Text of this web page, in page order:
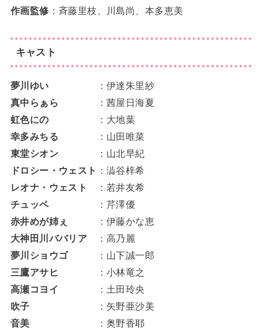
作画監修 ：斉藤里枝、川島尚、本多恵美
キャスト
夢川ゆい
：伊達朱里紗
真中らぁら
：茜屋日海夏
虹色にの
：大地葉
幸多みちる
：山田唯菜
東堂シオン
：山北早紀
ドロシー・ウェスト
：澁谷梓希
レオナ・ウェスト
：若井友希
チュッペ
：芹澤優
赤井めが姉ぇ
：伊藤かな恵
大神田川ババリア
：高乃麗
夢川ショウゴ
：山下誠一郎
三鷹アサヒ
：小林竜之
高瀬コヨイ
：土田玲央
吹子
：矢野亜沙美
音美
：奥野香耶